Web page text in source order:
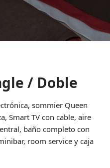
/ Doble
sommier Queen
Smart TV con cable, aire
baño completo con
room service y caja